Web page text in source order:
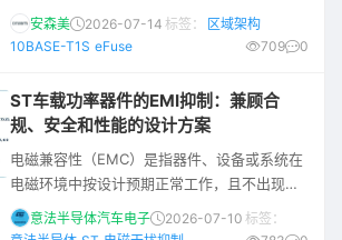
和智驾算法，进一步下沉到整车基础层的功率
分配与连接器件层面。 在安森美（onsemi）
走向区域架构，车辆上的电源分配、边缘通
信、传感器节点、照明模块和保护器件，都要
重新纳入软件可管理的体系。 也就是说，软件
定义汽车继续往下走，正在触碰那
安森美 2026-07-14 标签：
区域架构
10BASE-T1S eFuse 709 0
ST车载功率器件的EMI抑制：兼顾合
规、安全和性能的设计方案
电磁兼容性（EMC）是指器件、设备或系统在
电磁环境中按设计预期正常工作，且不出现性
能下降和故障的能力。在汽车设计方面，电磁
干扰（EMI）是亟待解决的重大难题。随着汽
意法半导体汽车电子 2026-07-10 标签：